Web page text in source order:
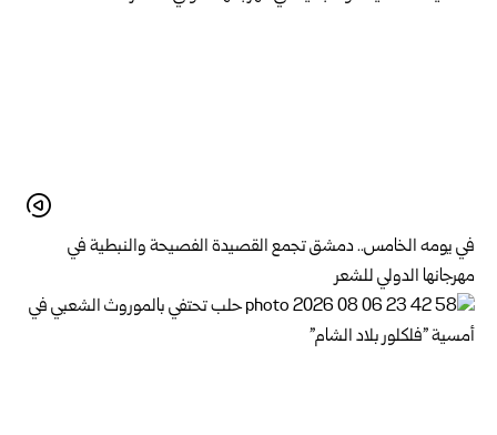
في يومه الخامس.. دمشق تجمع القصيدة الفصيحة والنبطية في
مهرجانها الدولي للشعر